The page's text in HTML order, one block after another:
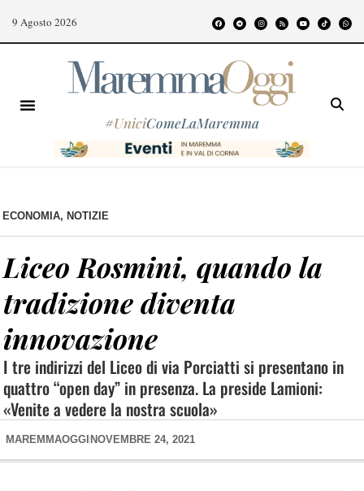
9 Agosto 2026
#UniciComeLaMaremma
ECONOMIA, NOTIZIE
Liceo Rosmini, quando la
tradizione diventa
innovazione
I tre indirizzi del Liceo di via Porciatti si presentano in
quattro “open day” in presenza. La preside Lamioni:
«Venite a vedere la nostra scuola»
MAREMMAOGGI NOVEMBRE 24, 2021